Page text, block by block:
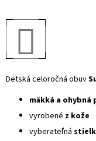
Detská celoročná obuv
mäkká a ohybná
vyrobené z kože
vyberateľná